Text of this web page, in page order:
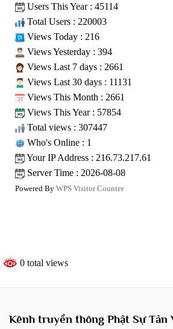
TUỔI TRẺ HƯỚNG
HAY BỊ VONG
NÀO?
PHẬT SỰ TẢN VIÊN
TUỔI TRẺ HƯỚNG
PHÁN XÉT NGƯỜI
PHẬT SỰ TẢN VIÊN
HỌC PHẬT PHÁP
Users This Year : 45114
Total Users : 220003
Views Today : 216
Views Yesterday : 394
Views Last 7 days : 2661
Views Last 30 days : 11131
Views This Month : 2661
Views This Year : 57854
Total views : 307447
Who's Online : 1
Your IP Address : 216.73.217.61
Server Time : 2026-08-08
Powered By WPS Visitor Counter
0 total views
Kênh truyền thông Phật Sự Tản